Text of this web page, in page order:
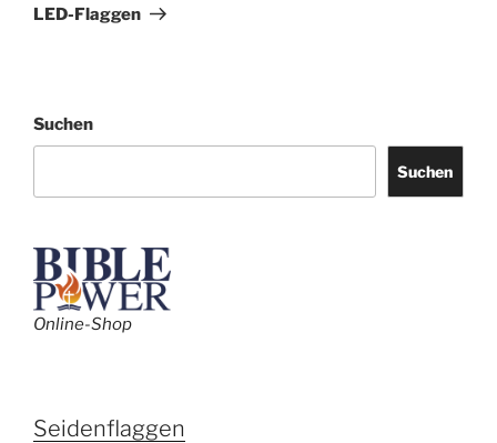
Beitrag
LED-Flaggen
Suchen
Suchen
Online-Shop
Seidenflaggen